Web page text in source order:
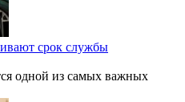
срок службы
одной из самых важных